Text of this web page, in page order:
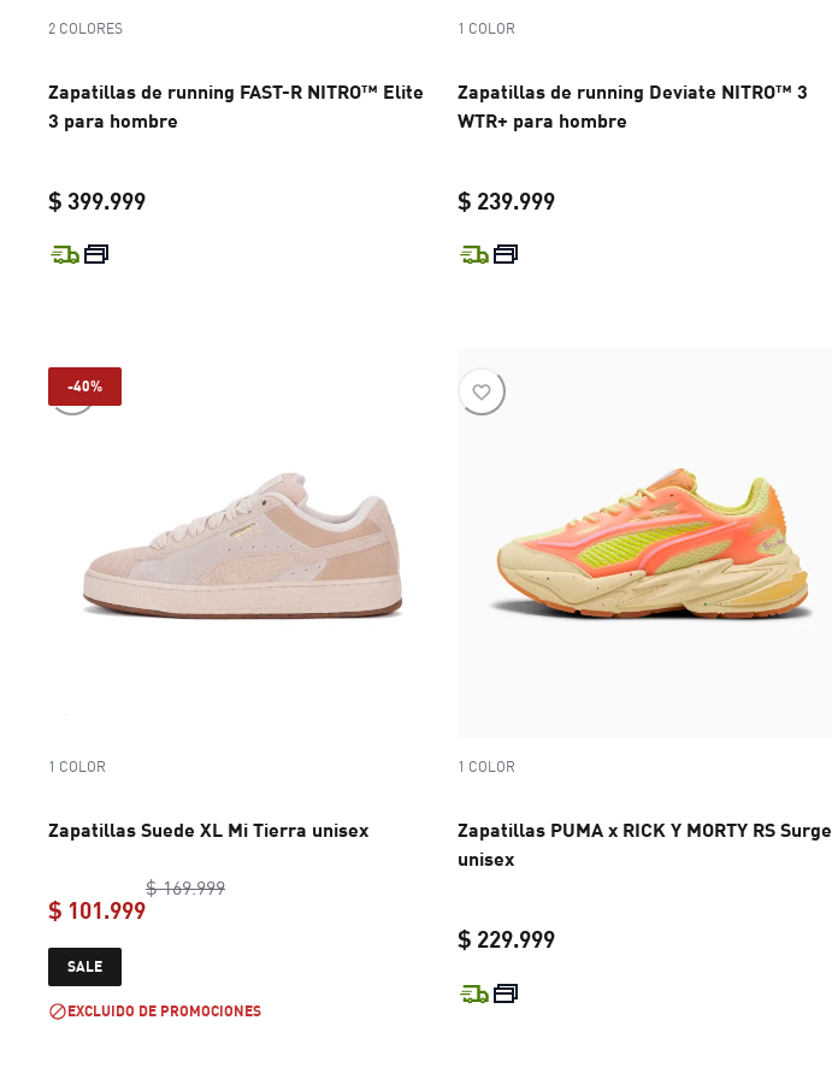
2 COLORES
Zapatillas de running FAST-R NITRO™ Elite
3 para hombre
$ 399.999
1 COLOR
Zapatillas de running Deviate NITRO™ 3
WTR+ para hombre
$ 239.999
-40%
1 COLOR
Zapatillas Suede XL Mi Tierra unisex
$ 169.999original price $ 169.999
$ 101.999
SALE
EXCLUIDO DE PROMOCIONES
1 COLOR
Zapatillas PUMA x RICK Y MORTY RS Surge
unisex
$ 229.999